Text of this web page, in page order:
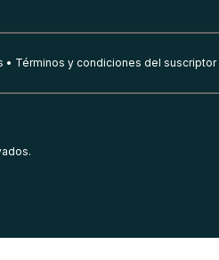
Términos y condiciones del suscriptor